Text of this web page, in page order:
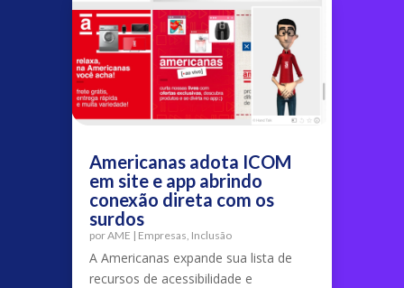
Americanas adota ICOM
em site e app abrindo
conexão direta com os
surdos
porAME | Empresas Inclusão
A Americanas expande sua lista de
recursos de acessibilidade e